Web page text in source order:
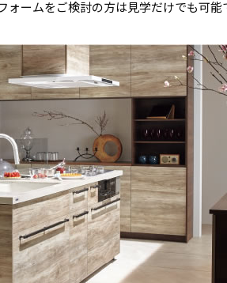
ームをご検討の方は見学だけでも可能